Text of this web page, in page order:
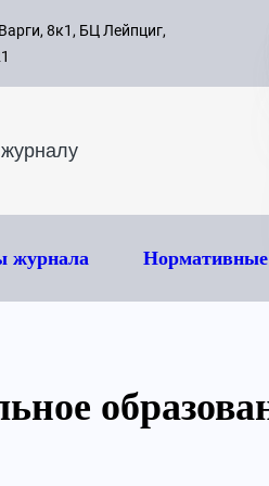
с 09:00
8 495
8к1, БЦ Лейпциг,
журнала